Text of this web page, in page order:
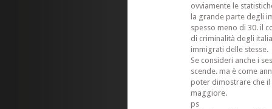
ovviamente le
la grande parte degli
spesso meno di 30. il
di criminalità degli
immigrati delle stesse.
Se consideri anche i
scende. ma è come
poter dimostrare che
maggiore.
ps